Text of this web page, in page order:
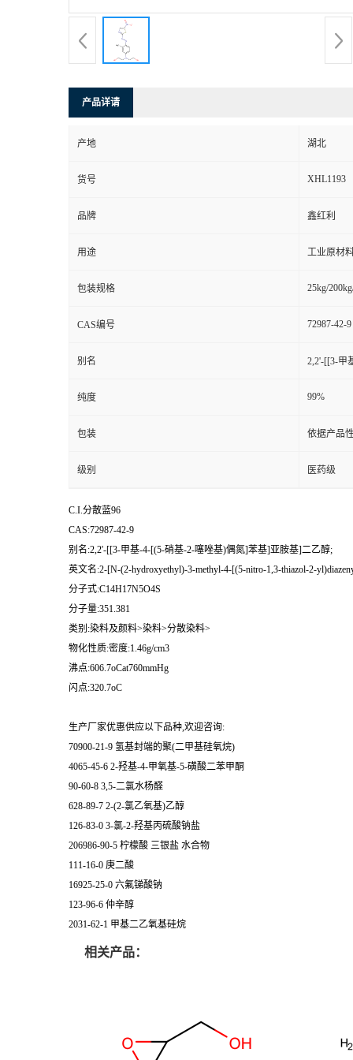
产品详请
产地 湖北
货号 XHL1193
品牌 鑫红利
用途 工业原材
包装规格 25kg/
CAS编号 72987-42-9
别名 2,2'-[[3-甲
纯度 99%
包装 依据产品
级别 医药级
C.I.分散蓝96
CAS:72987-42-9
别名:2,2'-[[3-甲基-4-[(5-硝基-2-噻唑基)偶氮]苯基]亚胺基]二乙醇;
英文名:2-[N-(2-hydroxyethyl)-3-methyl-4-[(5-nitro-1,3-thiazol-2-
分子式:C14H17N5O4S
分子量:351.381
类别:染料及颜料>染料>分散染料>
物化性质:密度:1.46g/cm3
沸点:606.7oCat760mmHg
闪点:320.7oC
生产厂家优惠供应以下品种,欢迎咨询:
70900-21-9 氢基封端的聚(二甲基硅氧烷)
4065-45-6 2-羟基-4-甲氧基-5-磺酸二苯甲酮
90-60-8 3,5-二氯水杨醛
628-89-7 2-(2-氯乙氧基)乙醇
126-83-0 3-氯-2-羟基丙硫酸钠盐
206986-90-5 柠檬酸 三银盐 水合物
111-16-0 庚二酸
16925-25-0 六氟锑酸钠
123-96-6 仲辛醇
2031-62-1 甲基二乙氧基硅烷
相关产品：